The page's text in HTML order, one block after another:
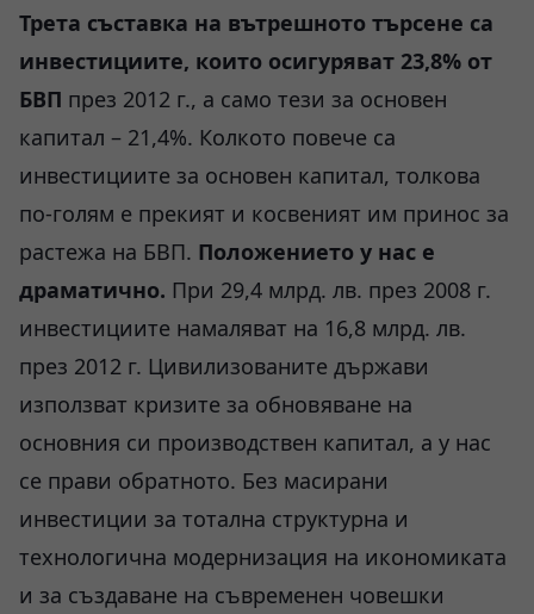
Трета съставка на вътрешното търсене са
инвестициите, които осигуряват 23,8% от
БВП през 2012 г., а само тези за основен
капитал – 21,4%. Колкото повече са
инвестициите за основен капитал, толкова
по-голям е прекият и косвеният им принос за
растежа на БВП. Положението у нас е
драматично. При 29,4 млрд. лв. през 2008 г.
инвестициите намаляват на 16,8 млрд. лв.
през 2012 г. Цивилизованите държави
използват кризите за обновяване на
основния си производствен капитал, а у нас
се прави обратното. Без масирани
инвестиции за тотална структурна и
технологична модернизация на икономиката
и за създаване на съвременен човешки